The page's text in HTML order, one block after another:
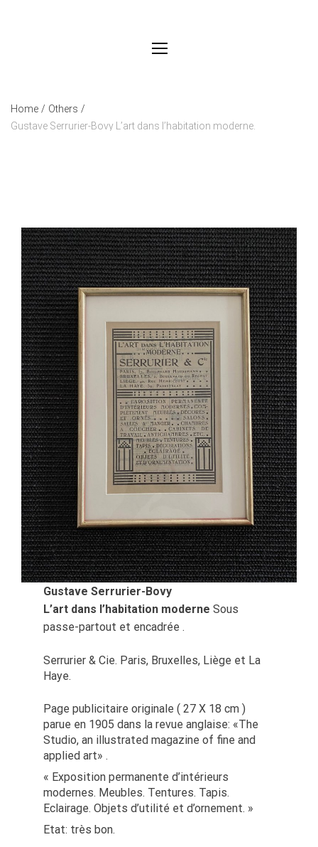
Home / Others /
Gustave Serrurier-Bovy L’art dans l’habitation moderne.
Gustave Serrurier-Bovy
L’art dans l’habitation moderne Sous
passe-partout et encadrée .
Serrurier & Cie. Paris, Bruxelles, Liège et La
Haye.
Page publicitaire originale ( 27 X 18 cm )
parue en 1905 dans la revue anglaise: «The
Studio, an illustrated magazine of fine and
applied art» .
« Exposition permanente d’intérieurs
modernes. Meubles. Tentures. Tapis.
Eclairage. Objets d’utilité et d’ornement. »
Etat: très bon.